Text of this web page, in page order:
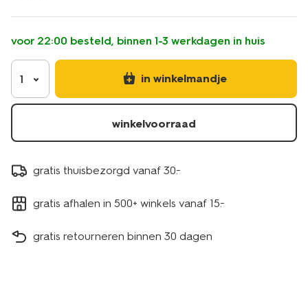
33cl-
voor 22:00 besteld, binnen 1-3 werkdagen in huis
1 in winkelmandje
winkelvoorraad
gratis thuisbezorgd vanaf 30.-
gratis afhalen in 500+ winkels vanaf 15.-
gratis retourneren binnen 30 dagen